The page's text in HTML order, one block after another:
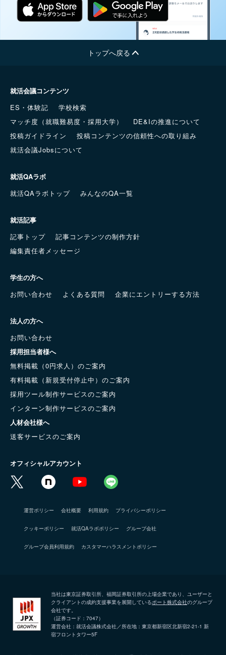
トップへ戻る
就活会議コンテンツ
ES・体験記
学校検索
マッチ度（就職難易度・採用大学）
DE&Iの推進について
投稿ガイドライン
投稿コンテンツの信頼性への取り組み
就活会議Jobsについて
就活QAラボ
就活QAラボトップ
みんなのQA一覧
就活記事
記事トップ
記事コンテンツの制作方針
編集責任者メッセージ
学生の方へ
お問い合わせ
よくある質問 企業にエントリーする方法
法人の方へ
お問い合わせ
採用担当者様へ
無料掲載（0円求人）のご案内
有料掲載（新規受付停止中）のご案内
採用ツール制作サービスのご案内
インターン制作サービスのご案内
人材会社様へ
送客サービスのご案内
オフィシャルアカウント
運営ポリシー 会社概要 利用規約 プライバシーポリシー
クッキーポリシー 就活QAラボポリシー グループ会社
グループ会員利用規約 カスタマーハラスメントポリシー
当社は東京証券取引所、福岡証券取引所の上場企業であり、ユーザーと
クライアントの成約支援事業を展開しているポート株式会社のグループ
会社です。
（証券コード：7047）
運営会社：就活会議株式会社／所在地：東京都新宿区北新宿2-21-1 新
宿フロントタワー5F